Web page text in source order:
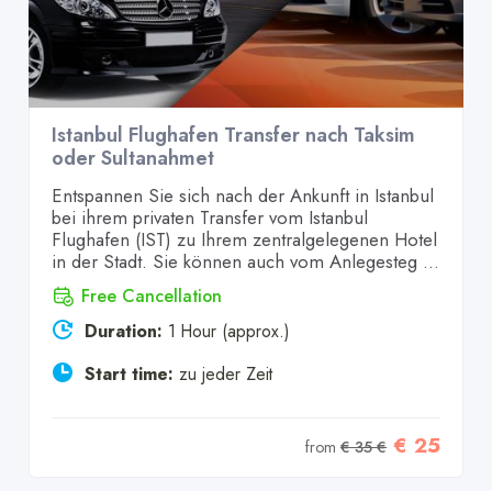
Istanbul Flughafen Transfer nach Taksim
oder Sultanahmet
Entspannen Sie sich nach der Ankunft in Istanbul
bei ihrem privaten Transfer vom Istanbul
Flughafen (IST) zu Ihrem zentralgelegenen Hotel
in der Stadt. Sie können auch vom Anlegesteg ...
Free Cancellation
Duration: 1 Hour (approx.)
Start time: zu jeder Zeit
from€ 35 € € 25